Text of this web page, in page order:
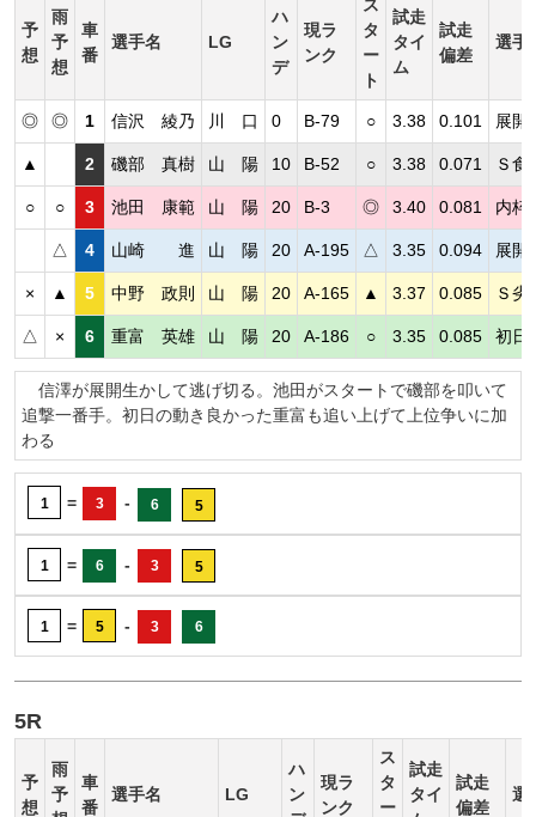
予
想
雨
予
想
車
番
選手名 LG
ハ
ン
デ
現ラ
ンク
ス
タ
ー
ト
試走
タイ
ム
試走
偏差
選手
◎ ◎ 1 信沢 綾乃 川 口 0 B-79 ○ 3.38 0.101 展開
▲ 2 磯部 真樹 山 陽 10 B-52 ○ 3.38 0.071 Ｓ食
○ ○ 3 池田 康範 山 陽 20 B-3 ◎ 3.40 0.081 内枠
△ 4 山崎 進 山 陽 20 A-195 △ 3.35 0.094 展開
× ▲ 5 中野 政則 山 陽 20 A-165 ▲ 3.37 0.085 Ｓ劣
△ × 6 重富 英雄 山 陽 20 A-186 ○ 3.35 0.085 初日
信澤が展開生かして逃げ切る。池田がスタートで磯部を叩いて
追撃一番手。初日の動き良かった重富も追い上げて上位争いに加
わる
1 = 3 - 6 5
1 = 6 - 3 5
1 = 5 - 3 6
5R
予
想
雨
予
車
番
選手名 LG
ハ
ン
現ラ
ンク
ス
タ
ー
試走
タイ
試走
偏差
選